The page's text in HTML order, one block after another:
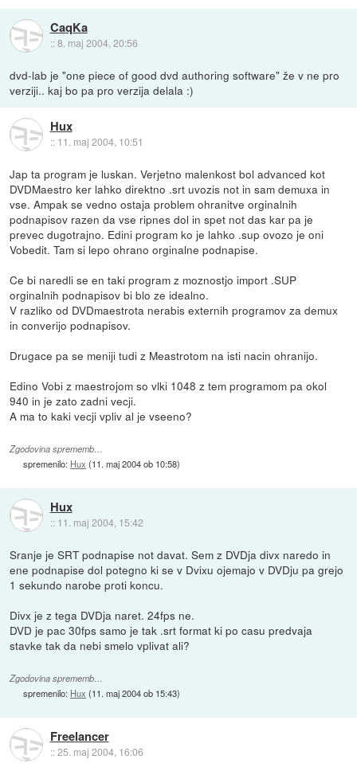
CaqKa
::8. maj 2004, 20:56
dvd-lab je "one piece of good dvd authoring software" že v ne pro
verziji.. kaj bo pa pro verzija delala :)
Hux
:: 11. maj 2004, 10:51
Jap ta program je luskan. Verjetno malenkost bol advanced kot
DVDMaestro ker lahko direktno .srt uvozis not in sam demuxa in
vse. Ampak se vedno ostaja problem ohranitve orginalnih
podnapisov razen da vse ripnes dol in spet not das kar pa je
prevec dugotrajno. Edini program ko je lahko .sup ovozo je oni
Vobedit. Tam si lepo ohrano orginalne podnapise.
Ce bi naredli se en taki program z moznostjo import .SUP
orginalnih podnapisov bi blo ze idealno.
V razliko od DVDmaestrota nerabis externih programov za demux
in converijo podnapisov.
Drugace pa se meniji tudi z Meastrotom na isti nacin ohranijo.
Edino Vobi z maestrojom so vlki 1048 z tem programom pa okol
940 in je zato zadni vecji.
A ma to kaki vecji vpliv al je vseeno?
Zgodovina sprememb…
spremenilo: Hux (11. maj 2004 ob 10:58)
Hux
:: 11. maj 2004, 15:42
Sranje je SRT podnapise not davat. Sem z DVDja divx naredo in
ene podnapise dol potegno ki se v Dvixu ojemajo v DVDju pa grejo
1 sekundo narobe proti koncu.
Divx je z tega DVDja naret. 24fps ne.
DVD je pac 30fps samo je tak .srt format ki po casu predvaja
stavke tak da nebi smelo vplivat ali?
Zgodovina sprememb…
spremenilo: Hux (11. maj 2004 ob 15:43)
Freelancer
::25. maj 2004, 16:06